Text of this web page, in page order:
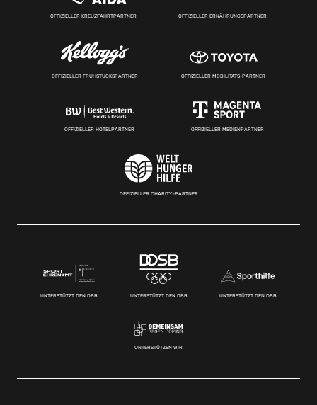
OFFIZIELLER KREUZFAHRTPARTNER OFFIZIELLER ERNÄHRUNGSPARTNER
OFFIZIELLER FRÜHSTÜCKSPARTNER OFFIZIELLER MOBILITÄTS-PARTNER
OFFIZIELLER HOTELPARTNER OFFIZIELLER MEDIENPARTNER
OFFIZIELLER CHARITY-PARTNER
UNTERSTÜTZT DEN DBB UNTERSTÜTZT DEN DBB UNTERSTÜTZT DEN DBB
UNTERSTÜTZEN WIR